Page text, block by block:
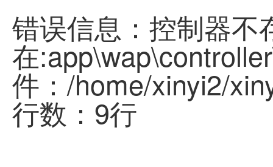
错误信息：控制器不
在
件：/home/xinyi2/
行数：9行